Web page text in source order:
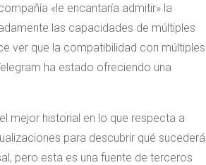
«le encantaría admitir» la
las capacidades de múltiples
ver que la compatibilidad con múltiples
ha estado ofreciendo una
mejor historial en lo que respecta a
para descubrir qué sucederá
pero esta es una fuente de terceros